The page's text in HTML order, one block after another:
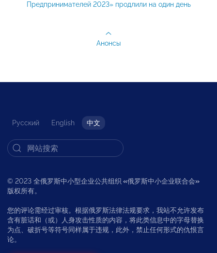
Предпринимателей 2023» продлили на один день
Анонсы
Русский English 中文
© 2023 全俄罗斯中小型企业公共组织 «俄罗斯中小企业联合会»
版权所有。
您的评论需经过审核。根据俄罗斯法律法规要求，我站不允许发布
含有脏话和（或）人身攻击性质的内容，将此类信息中的字母替换
为点、破折号等符号同样属于违规，此外，禁止任何形式的仇恨言
论。